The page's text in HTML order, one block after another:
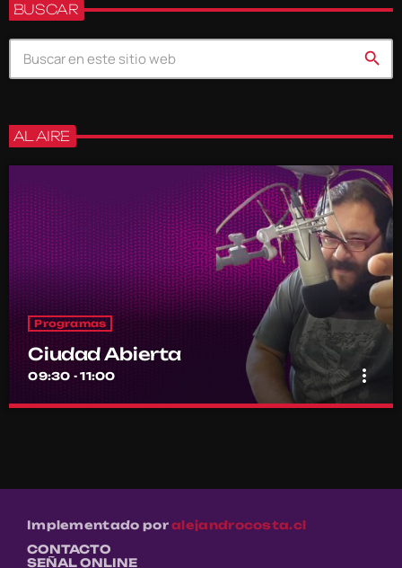
BUSCAR
search
AL AIRE
Programas
Ciudad Abierta
09:30 - 11:00 more_vert
El punto de encuentro diario de la comunidad Ritoquera
Implementado poralejandrocosta.cl
CONTACTO
SEÑAL ONLINE